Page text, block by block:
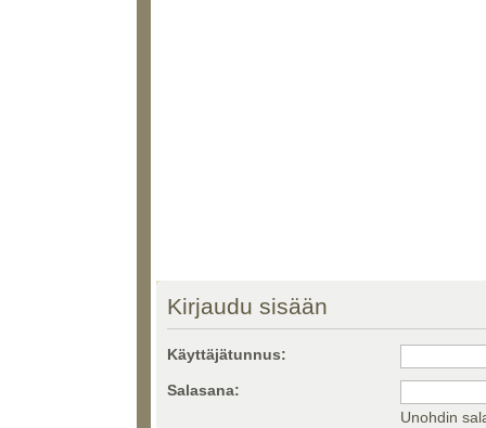
Kirjaudu sisään
Käyttäjätunnus:
Salasana:
Unohdin